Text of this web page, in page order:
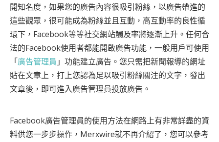
開知名度，如果您的廣告內容很吸引粉絲，以廣告帶進的
這些觀眾，很可能成為粉絲並且互動，高互動率的良性循
環下，Facebook等等社交網站觸及率將逐漸上升。任何合
法的Facebook使用者都能開啟廣告功能，一般用戶可使用
「廣告管理員 」功能建立廣告。您只需把新聞報導的網址
貼在文章上，打上您認為足以吸引粉絲關注的文字，發出
文章後，即可進入廣告管理員投放廣告。
Facebook廣告管理員的使用方法在網路上有非常詳盡的資
料供您一步步操作，Merxwire就不再介紹了，您可以參考